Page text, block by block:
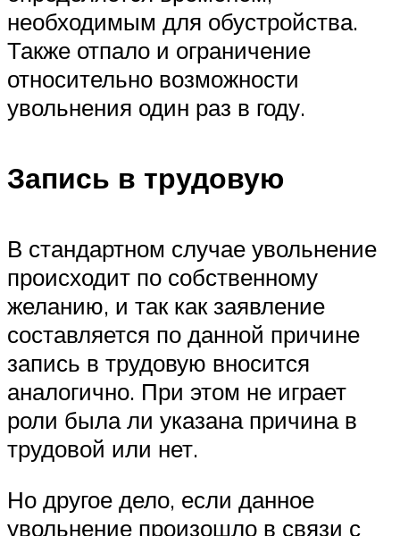
необходимым для обустройства.
Также отпало и ограничение
относительно возможности
увольнения один раз в году.
Запись в трудовую
В стандартном случае увольнение
происходит по собственному
желанию, и так как заявление
составляется по данной причине
запись в трудовую вносится
аналогично. При этом не играет
роли была ли указана причина в
трудовой или нет.
Но другое дело, если данное
увольнение произошло в связи с